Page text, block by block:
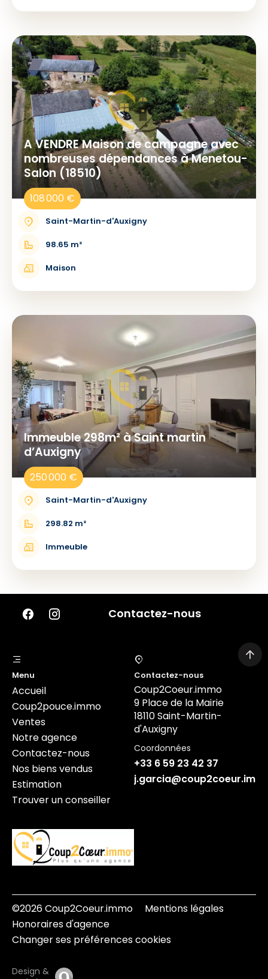
A VENDRE Maison de campagne avec
nombreuses dépendances à Menetou-
Salon (18510)
108 000 €
Saint-Martin-d'Auxigny
98.65 m²
Maison
Immeuble 298m² à Saint martin
d’Auxigny
250 000 €
Saint-Martin-d'Auxigny
298.82 m²
Immeuble
Contactez-nous
Menu
Accueil
Coup2pouce.immo
Ventes
Notre agence
Contactez-nous
Nos biens vendus
Estimation
Trouver un conseiller
Contactez-nous
Coup2Coeur.immo
9 Place de la Mairie
18110 Saint-Martin-
d'Auxigny
Coordonnées
+33 6 59 23 42 37
©2026 Coup2Coeur.immo
Mentions légales
Honoraires d'agence
Changer ses préférences cookies
Design &